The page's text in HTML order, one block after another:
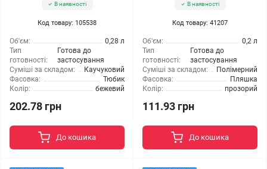
В наявності
Код товару: 105538
Об'єм:
0,28 л
Тип
готовності:
Готова до
застосування
Суміші за складом:
Каучуковий
Фасовка:
Тюбик
Колір:
бежевий
202.78 грн
До кошика
В наявності
Код товару: 41207
Об'єм:
0,2 л
Тип
готовності:
Готова до
застосування
Суміші за складом:
Полімерний
Фасовка:
Пляшка
Колір:
прозорий
111.93 грн
До кошика